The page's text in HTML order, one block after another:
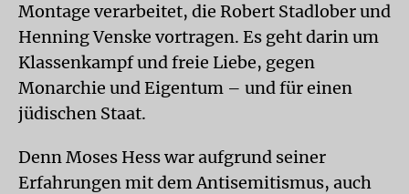
Montage verarbeitet, die Robert Stadlober und
Henning Venske vortragen. Es geht darin um
Klassenkampf und freie Liebe, gegen
Monarchie und Eigentum – und für einen
jüdischen Staat.
Denn Moses Hess war aufgrund seiner
Erfahrungen mit dem Antisemitismus, auch